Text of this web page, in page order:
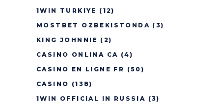
1WIN TURKIYE (12)
MOSTBET OZBEKISTONDA (3)
KING JOHNNIE (2)
CASINO ONLINA CA (4)
CASINO EN LIGNE FR (50)
CASINO (138)
1WIN OFFICIAL IN RUSSIA (3)